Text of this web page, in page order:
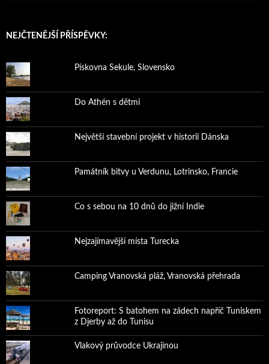
NEJČTENĚJŠÍ PŘÍSPĚVKY:
Pískovna Sekule, Slovensko
Do Athén s dětmi
Největší stavební projekt v historii Dánska
Památník bitvy u Verdunu, Lotrinsko, Francie
Co s sebou na 10 dnů do jižní Indie
Nejzajímavější místa Turecka
Camping Vranovská pláž, Vranovská přehrada
Fotoreport: S batohem na zádech napříč Tuniskem
z Djerby až do Tunisu
Vlakový průvodce Ukrajinou